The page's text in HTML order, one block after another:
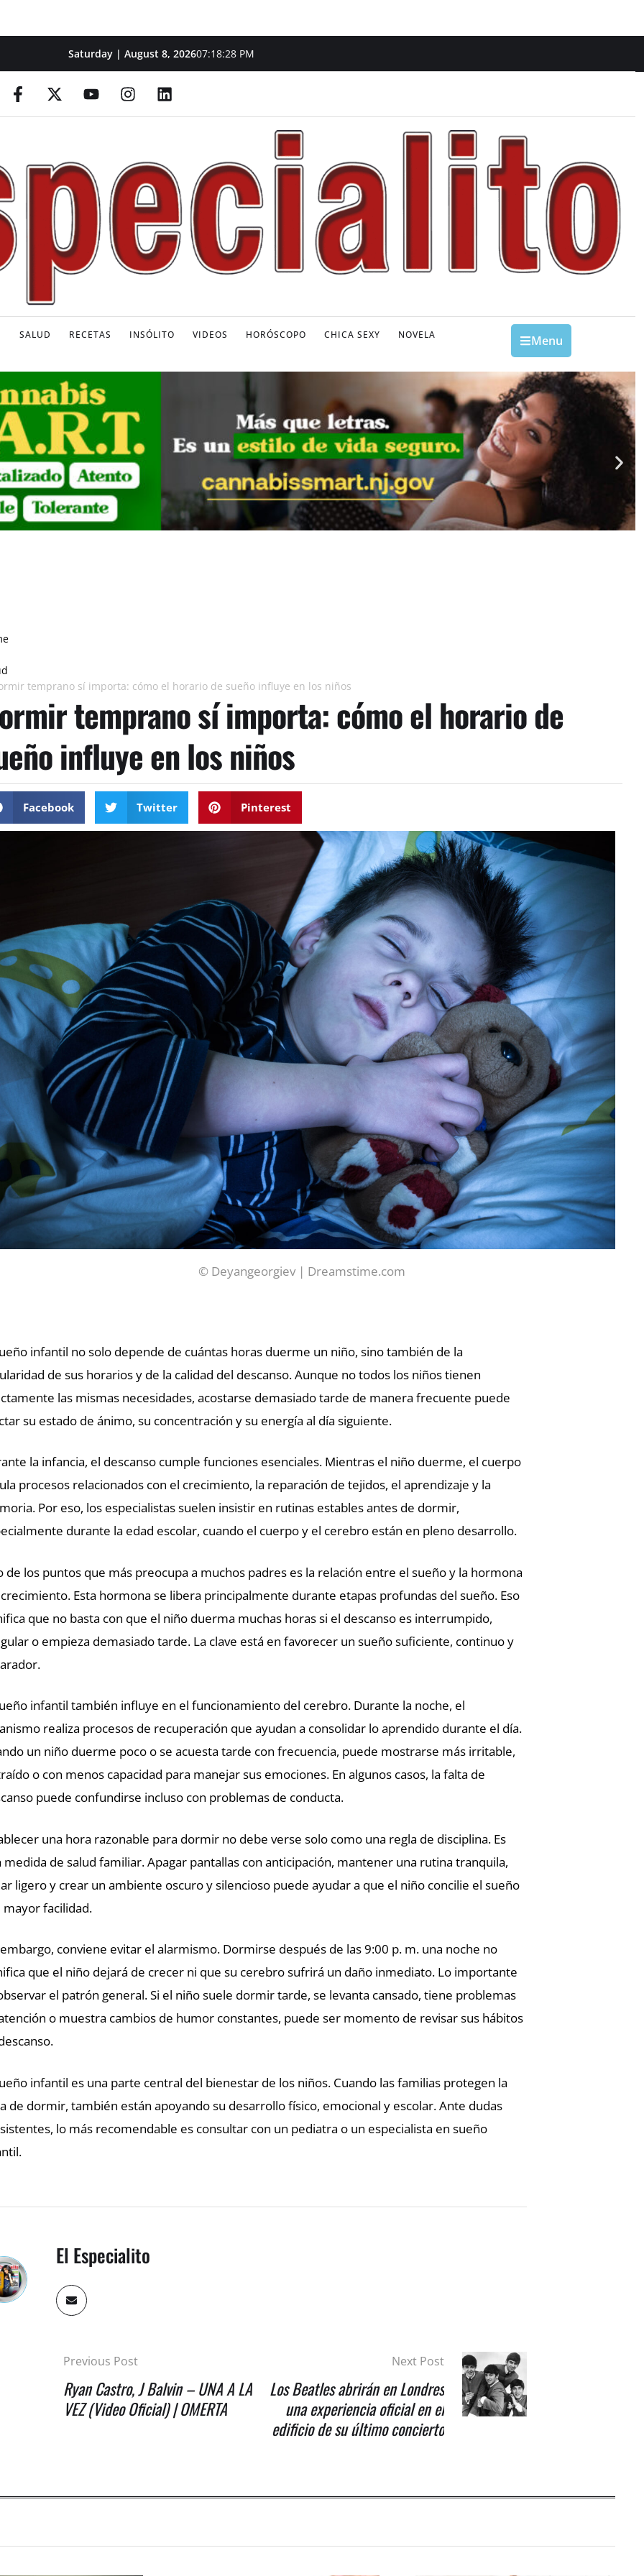
Saturday | August 8, 202607:18:29 PM
SALUD RECETAS INSÓLITO VIDEOS HORÓSCOPO CHICA SEXY NOVELA Menu
temprano sí importa: cómo el horario de sueño influye en los niños
temprano sí importa: cómo el horario de
influye en los niños
Facebook Twitter Pinterest
© Deyangeorgiev | Dreamstime.com
infantil no solo depende de cuántas horas duerme un niño, sino también de la
de sus horarios y de la calidad del descanso. Aunque no todos los niños tienen
las mismas necesidades, acostarse demasiado tarde de manera frecuente puede
su estado de ánimo, su concentración y su energía al día siguiente.
la infancia, el descanso cumple funciones esenciales. Mientras el niño duerme, el cuerpo
procesos relacionados con el crecimiento, la reparación de tejidos, el aprendizaje y la
Por eso, los especialistas suelen insistir en rutinas estables antes de dormir,
durante la edad escolar, cuando el cuerpo y el cerebro están en pleno desarrollo.
de los puntos que más preocupa a muchos padres es la relación entre el sueño y la hormona
Esta hormona se libera principalmente durante etapas profundas del sueño. Eso
que no basta con que el niño duerma muchas horas si el descanso es interrumpido,
o empieza demasiado tarde. La clave está en favorecer un sueño suficiente, continuo y
infantil también influye en el funcionamiento del cerebro. Durante la noche, el
realiza procesos de recuperación que ayudan a consolidar lo aprendido durante el día.
un niño duerme poco o se acuesta tarde con frecuencia, puede mostrarse más irritable,
o con menos capacidad para manejar sus emociones. En algunos casos, la falta de
puede confundirse incluso con problemas de conducta.
una hora razonable para dormir no debe verse solo como una regla de disciplina. Es
medida de salud familiar. Apagar pantallas con anticipación, mantener una rutina tranquila,
ligero y crear un ambiente oscuro y silencioso puede ayudar a que el niño concilie el sueño
mayor facilidad.
conviene evitar el alarmismo. Dormirse después de las 9:00 p. m. una noche no
que el niño dejará de crecer ni que su cerebro sufrirá un daño inmediato. Lo importante
el patrón general. Si el niño suele dormir tarde, se levanta cansado, tiene problemas
o muestra cambios de humor constantes, puede ser momento de revisar sus hábitos
infantil es una parte central del bienestar de los niños. Cuando las familias protegen la
de dormir, también están apoyando su desarrollo físico, emocional y escolar. Ante dudas
lo más recomendable es consultar con un pediatra o un especialista en sueño
El Especialito
Previous Post
Ryan Castro, J Balvin – UNA A LA
VEZ (Video Oficial) | OMERTA
Next Post
Los Beatles abrirán en Londres
una experiencia oficial en el
edificio de su último concierto